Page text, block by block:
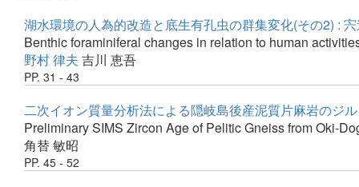
湖水環境の人為的改造と底生有孔虫の群集変化(その2) :
Benthic foraminiferal changes in relation to human
野村 律夫 吉川 恵吾
PP. 31 - 43
二次イオン質量分析法による隠岐島後産泥質片麻岩のジ
Preliminary SIMS Zircon Age of Pelitic Gneiss from Oki-
角替 敏昭
PP. 45 - 52